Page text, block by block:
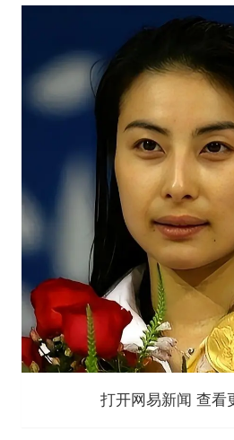
打开网易新闻 查看